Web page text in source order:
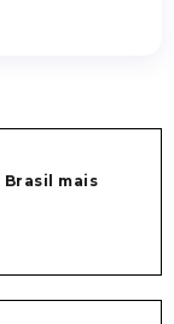
Brasil mais